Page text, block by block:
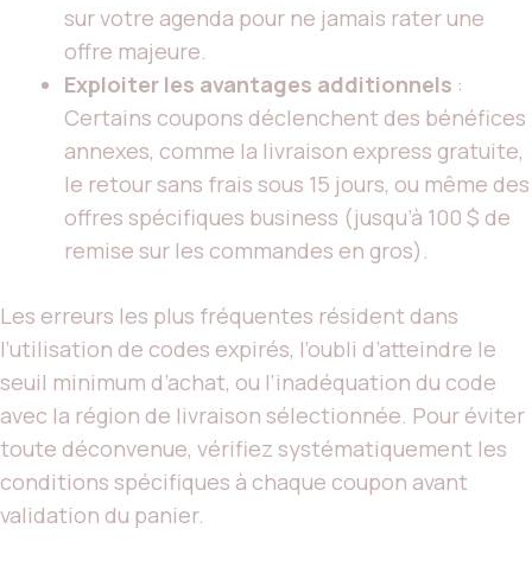
sur votre agenda pour ne jamais rater une
offre majeure.
Exploiter les avantages additionnels :
Certains coupons déclenchent des bénéfices
annexes, comme la livraison express gratuite,
le retour sans frais sous 15 jours, ou même des
offres spécifiques business (jusqu’à 100 $ de
remise sur les commandes en gros).
Les erreurs les plus fréquentes résident dans
l’utilisation de codes expirés, l’oubli d’atteindre le
seuil minimum d’achat, ou l’inadéquation du code
avec la région de livraison sélectionnée. Pour éviter
toute déconvenue, vérifiez systématiquement les
conditions spécifiques à chaque coupon avant
validation du panier.